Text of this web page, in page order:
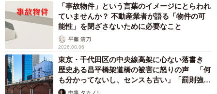
「事故物件」という言葉のイメージにとらわれ
ていませんか？ 不動産業者が語る「物件の可
能性」を閉ざさないために必要なこと
平藤 清刀
2026.08.06
東京・千代田区の中央線高架に心ない落書き
歴史ある昌平橋架道橋の被害に怒りの声 「何
も分かってないし、センスも古い」「罰則強化
して」中将 タカノリ